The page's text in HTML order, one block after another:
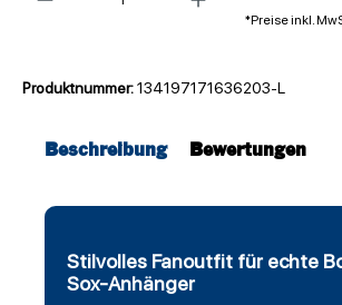
*Preise inkl.
Produktnummer:134197171636203-L
Beschreibung Bewertungen
Stilvolles Fanoutfit für echte
Sox-Anhänger